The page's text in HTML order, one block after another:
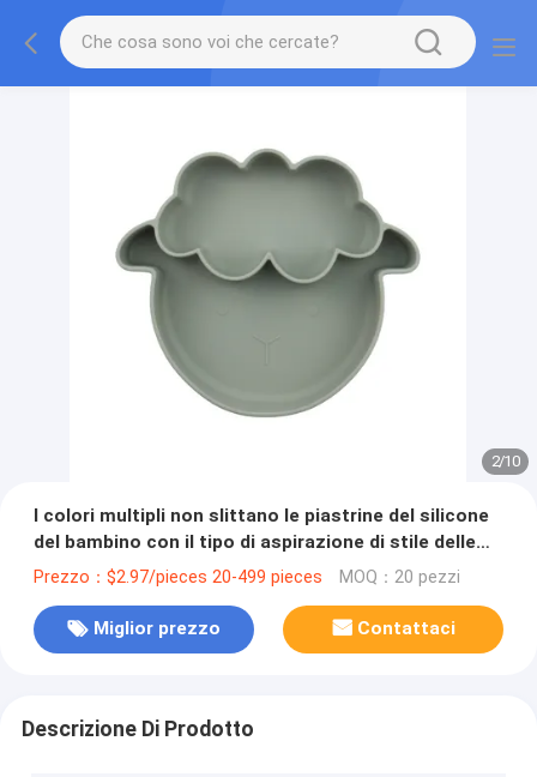
3/10
I colori multipli non slittano le piastrine del silicone
del bambino con il tipo di aspirazione di stile delle
pecore
Prezzo：$2.97/pieces 20-499 pieces MOQ：20 pezzi
Miglior prezzo Contattaci
Descrizione Di Prodotto